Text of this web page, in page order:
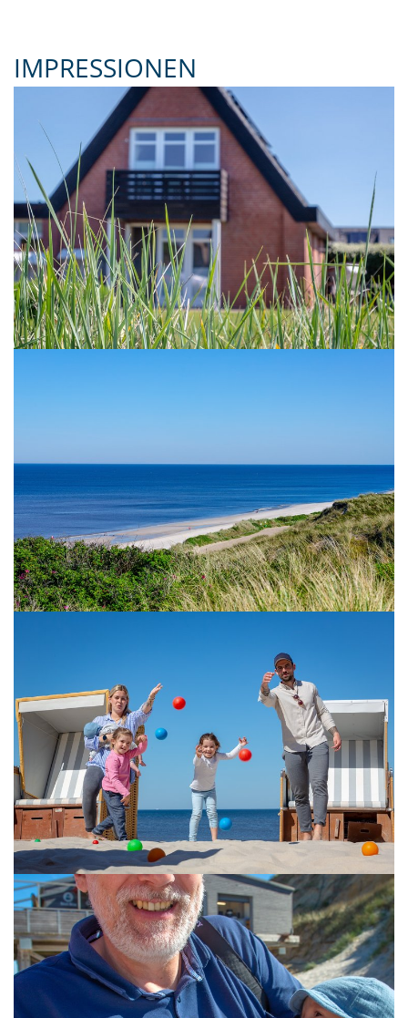
IMPRESSIONEN